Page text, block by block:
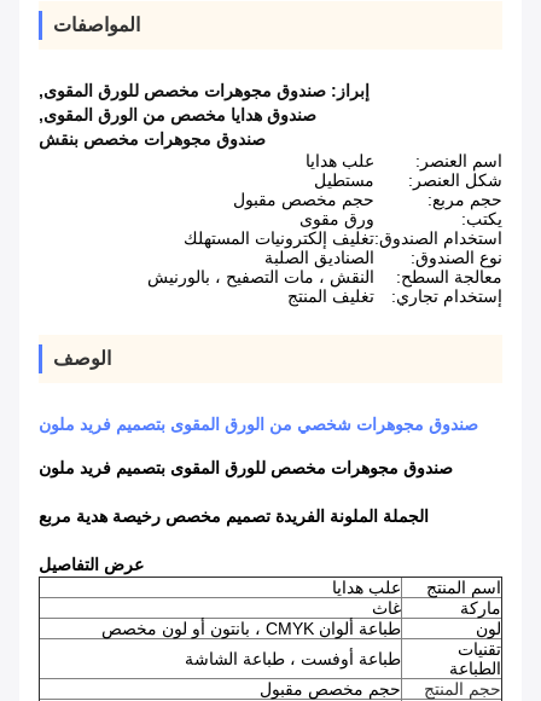
المواصفات
إبراز: صندوق مجوهرات مخصص للورق المقوى,
صندوق هدايا مخصص من الورق المقوى,
صندوق مجوهرات مخصص بنقش
اسم العنصر:
علب هدايا
شكل العنصر:
مستطيل
حجم مربع:
حجم مخصص مقبول
يكتب:
ورق مقوى
استخدام الصندوق:تغليف إلكترونيات المستهلك
نوع الصندوق:
الصناديق الصلبة
معالجة السطح:
النقش ، مات التصفيح ، بالورنيش
إستخدام تجاري:
تغليف المنتج
الوصف
صندوق مجوهرات شخصي من الورق المقوى بتصميم فريد ملون
صندوق مجوهرات مخصص للورق المقوى بتصميم فريد ملون
الجملة الملونة الفريدة تصميم مخصص رخيصة هدية مربع
عرض التفاصيل
اسم المنتج
علب هدايا
ماركة
غاث
لون
طباعة ألوان CMYK ، بانتون أو لون مخصص
تقنيات
الطباعة
طباعة أوفست ، طباعة الشاشة
حجم المنتج
حجم مخصص مقبول